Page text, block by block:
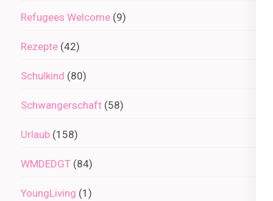
Refugees Welcome (9)
Rezepte (42)
Schulkind (80)
Schwangerschaft (58)
Urlaub (158)
WMDEDGT (84)
YoungLiving (1)